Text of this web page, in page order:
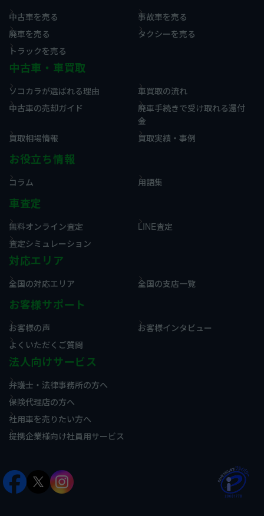
中古車を売る
事故車を売る
廃車を売る
タクシーを売る
トラックを売る
中古車・車買取
ソコカラが選ばれる理由
車買取の流れ
中古車の売却ガイド
廃車手続きで受け取れる還付
金
買取相場情報
買取実績・事例
お役立ち情報
コラム 用語集
車査定
無料オンライン査定
LINE査定
査定シミュレーション
対応エリア
全国の対応エリア 全国の支店一覧
お客様サポート
お客様の声
お客様インタビュー
よくいただくご質問
法人向けサービス
弁護士・法律事務所の方へ
保険代理店の方へ
社用車を売りたい方へ
提携企業様向け社員用サービス